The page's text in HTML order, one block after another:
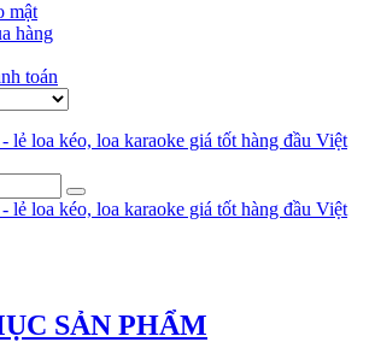
mật
hàng
toán
SẢN PHẨM